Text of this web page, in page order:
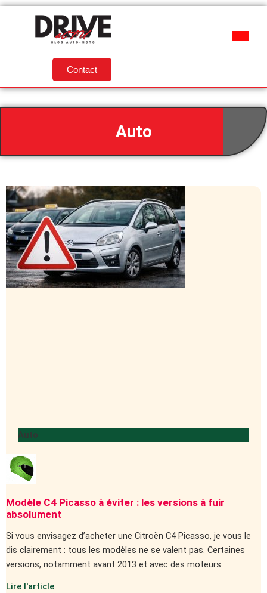
Contact
Auto
Auto
Modèle C4 Picasso à éviter : les versions à fuir
absolument
Si vous envisagez d’acheter une Citroën C4 Picasso, je vous le
dis clairement : tous les modèles ne se valent pas. Certaines
versions, notamment avant 2013 et avec des moteurs
Lire l'article